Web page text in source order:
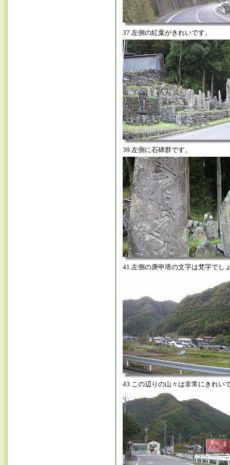
37.左側の紅葉がきれいです。
39.左側に石碑群です。
41.左側の庚申塔の文字は梵字でし
43.この辺りの山々は非常にきれい